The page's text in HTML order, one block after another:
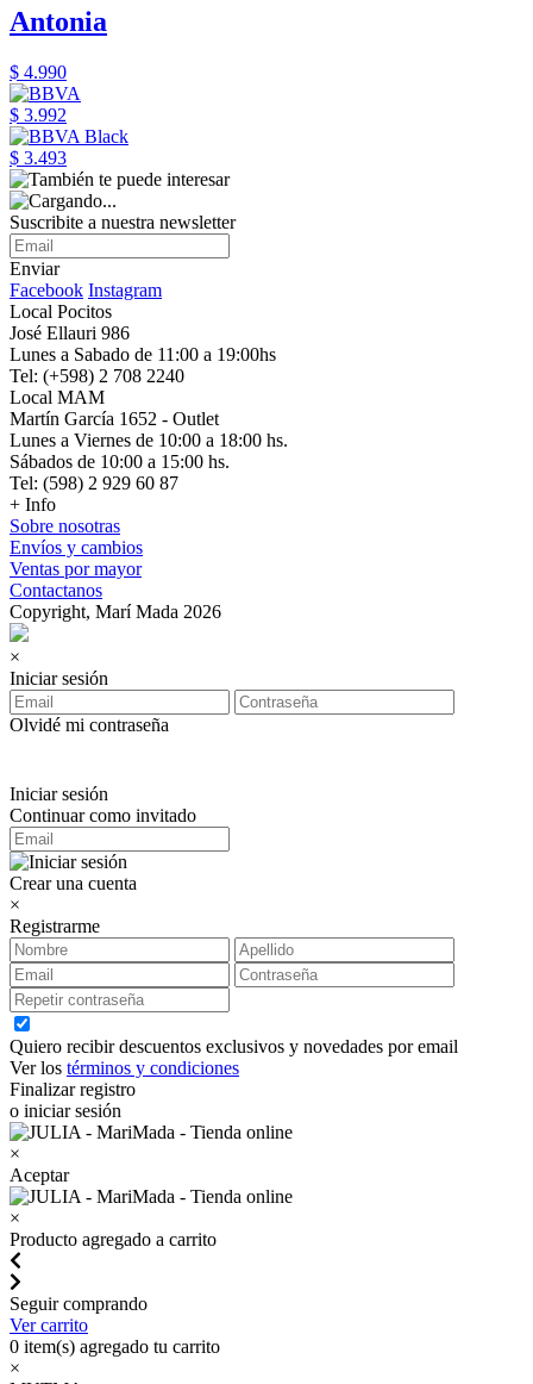
Antonia
$ 4.990
$ 3.992
$ 3.493
Suscribite a nuestra newsletter
Enviar
Facebook Instagram
Local Pocitos
José Ellauri 986
Lunes a Sabado de 11:00 a 19:00hs
Tel: (+598) 2 708 2240
Local MAM
Martín García 1652 - Outlet
Lunes a Viernes de 10:00 a 18:00 hs.
Sábados de 10:00 a 15:00 hs.
Tel: (598) 2 929 60 87
+ Info
Sobre nosotras
Envíos y cambios
Ventas por mayor
Contactanos
Copyright, Marí Mada 2026
×
Iniciar sesión
Olvidé mi contraseña
Iniciar sesión
Continuar como invitado
Crear una cuenta
×
Registrarme
Quiero recibir descuentos exclusivos y novedades por email
Ver los términos y condiciones
Finalizar registro
o iniciar sesión
×
Aceptar
×
Producto agregado a carrito
Seguir comprando
Ver carrito
0 item(s) agregado tu carrito
×